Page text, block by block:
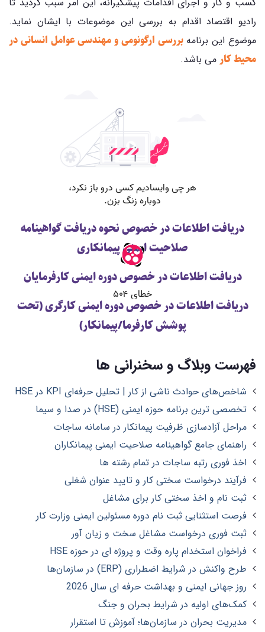
رادیو اقتصاد اقدام به بررسی این موضوعات با ایشان نماید.
موضوع این برنامهبررسی ارگونومی و مهندسی عوامل انسانی در
محیط کار می باشد.
دریافت اطلاعات در خصوص نحوه دریافت گواهینامه
صلاحیت ایمنی پیمانکاری
دریافت اطلاعات در خصوص دوره ایمنی کارفرمایان
دریافت اطلاعات در خصوص دوره ایمنی کارگری (تحت
پوشش کارفرما/پیمانکار)
فهرست وبلاگ و سخنرانی ها
شاخص‌های حوادث ناشی از کار | تحلیل حرفه‌ای KPI در HSE
تخصصی ترین برنامه حوزه ایمنی (HSE) در صدا و سیما
مراحل آزادسازی ظرفیت پیمانکار در سامانه ساجات
راهنمای جامع گواهینامه صلاحیت ایمنی پیمانکاران
اخذ فوری رتبه ساجات در تمام رشته ها
فرآیند درخواست سختی کار و تایید عنوان شغلی
ثبت نام و اخذ سختی کار برای مشاغل
فرصت استثنایی ثبت نام دوره مسئولین ایمنی وزارت کار
ثبت فوری درخواست مشاغل سخت و زیان آور
فراخوان استخدام پاره وقت و پروژه ای در حوزه HSE
طرح واکنش در شرایط اضطراری (ERP) در سازمان‌ها
روز جهانی ایمنی و بهداشت حرفه ای سال 2026
کمک‌های اولیه در شرایط بحران و جنگ
مدیریت بحران در سازمان‌ها؛ آموزش تا استقرار